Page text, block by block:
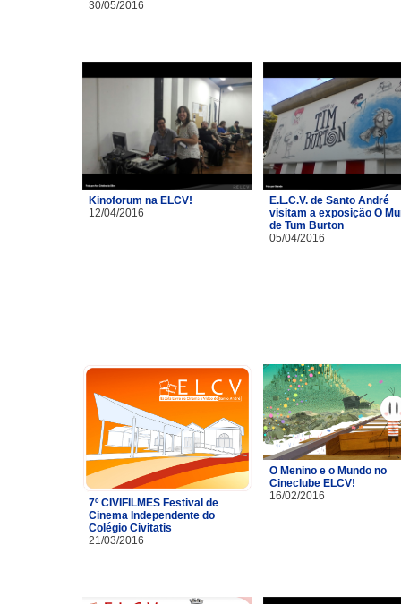
30/05/2016
Kinoforum na ELCV!
12/04/2016
E.L.C.V. de Santo André
visitam a exposição O
de Tum Burton
05/04/2016
7º CIVIFILMES Festival de
Cinema Independente do
Colégio Civitatis
21/03/2016
O Menino e o Mundo no
Cineclube ELCV!
16/02/2016